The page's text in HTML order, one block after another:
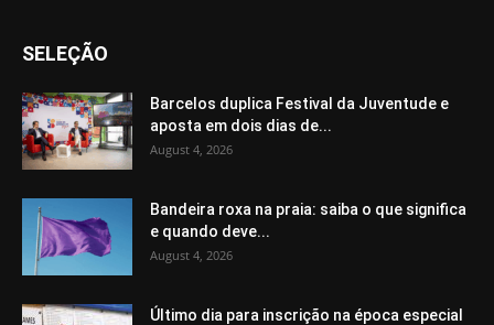
SELEÇÃO
Barcelos duplica Festival da Juventude e
aposta em dois dias de...
August 4, 2026
Bandeira roxa na praia: saiba o que significa
e quando deve...
August 4, 2026
Último dia para inscrição na época especial